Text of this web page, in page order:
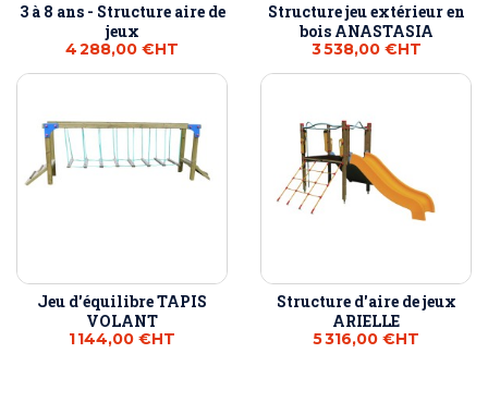
3 à 8 ans - Structure aire de
jeux
4 288,00 €HT
Structure jeu extérieur en
bois ANASTASIA
3 538,00 €HT
Jeu d'équilibre TAPIS
VOLANT
1 144,00 €HT
Structure d'aire de jeux
ARIELLE
5 316,00 €HT